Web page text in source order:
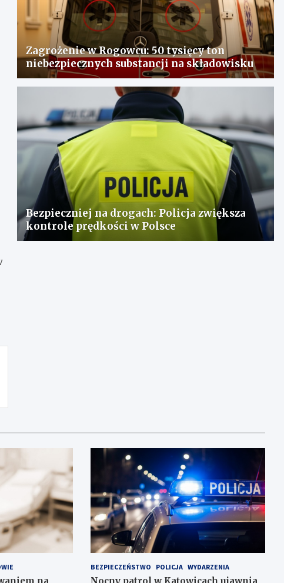
Zagrożenie w Rogowcu: 50 tysięcy ton
niebezpiecznych substancji na składowisku
Bezpieczniej na drogach: Policja zwiększa
kontrole prędkości w Polsce
BEZPIECZEŃSTWO POLICJA WYDARZENIA